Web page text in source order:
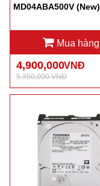
MD04ABA500V (New)
Mua hàng
4,900,000VNĐ
5,350,000 VNĐ